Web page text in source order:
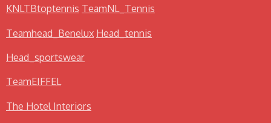
r
m
o
k
p
I
e
KNLTBtoptennis TeamNL_Tennis
Teamhead_Benelux Head_tennis
Head_sportswear
TeamEIFFEL
The Hotel Interiors